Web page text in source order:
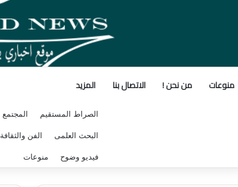
منوعات من نحن ! الاتصال بنا المزيد
الصراط المستقيم المجتمع
البحث العلمى الفن والثقافة
فيديو وضوح منوعات